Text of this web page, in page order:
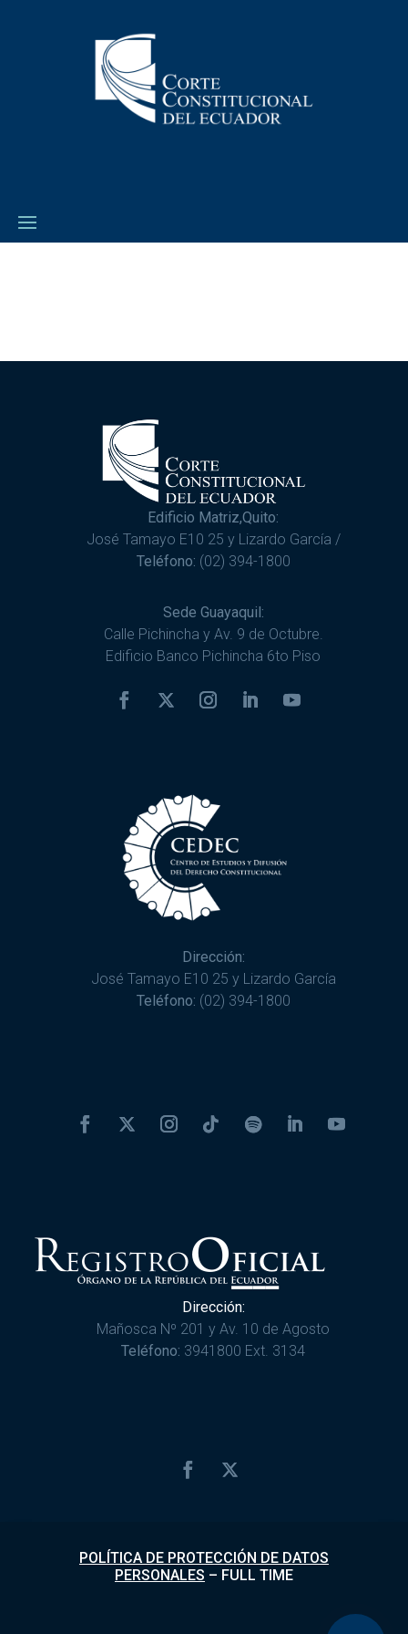
Edificio Matriz,Quito:
José Tamayo E10 25 y Lizardo García /
Teléfono: (02) 394-1800
Sede Guayaquil:
Calle Pichincha y Av. 9 de Octubre.
Edificio Banco Pichincha 6to Piso
Dirección:
José Tamayo E10 25 y Lizardo García
Teléfono: (02) 394-1800
Dirección:
Mañosca Nº 201 y Av. 10 de Agosto
Teléfono: 3941800 Ext. 3134
POLÍTICA DE PROTECCIÓN DE DATOS
PERSONALES – FULL TIME